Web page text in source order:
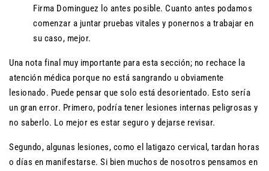
Firma Dominguez lo antes posible. Cuanto antes podamos
comenzar a juntar pruebas vitales y ponernos a trabajar en
su caso, mejor.
Una nota final muy importante para esta sección; no rechace la
atención médica porque no está sangrando u obviamente
lesionado. Puede pensar que solo está desorientado. Esto sería
un gran error. Primero, podría tener lesiones internas peligrosas y
no saberlo. Lo mejor es estar seguro y dejarse revisar.
Segundo, algunas lesiones, como el latigazo cervical, tardan horas
o días en manifestarse. Si bien muchos de nosotros pensamos en